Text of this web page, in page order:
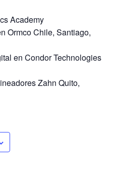
Academy
Ormco Chile, Santiago,
en Condor Technologies
Zahn Quito,